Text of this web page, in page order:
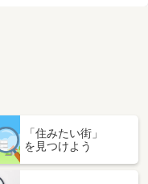
小泉
「住みたい街」
を見つけよう